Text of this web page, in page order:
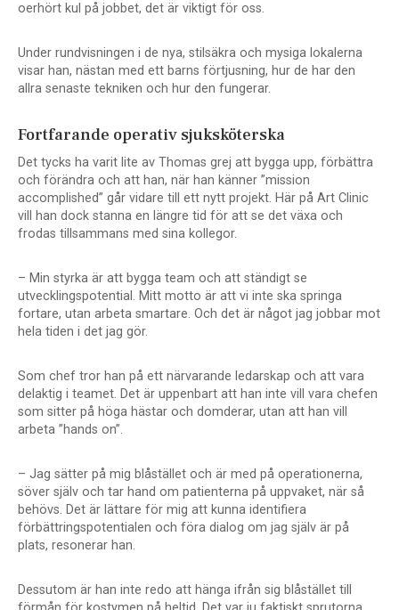
oerhört kul på jobbet, det är viktigt för oss.
Under rundvisningen i de nya, stilsäkra och mysiga lokalerna
visar han, nästan med ett barns förtjusning, hur de har den
allra senaste tekniken och hur den fungerar.
Fortfarande operativ sjuksköterska
Det tycks ha varit lite av Thomas grej att bygga upp, förbättra
och förändra och att han, när han känner ”mission
accomplished” går vidare till ett nytt projekt. Här på Art Clinic
vill han dock stanna en längre tid för att se det växa och
frodas tillsammans med sina kollegor.
– Min styrka är att bygga team och att ständigt se
utvecklingspotential. Mitt motto är att vi inte ska springa
fortare, utan arbeta smartare. Och det är något jag jobbar mot
hela tiden i det jag gör.
Som chef tror han på ett närvarande ledarskap och att vara
delaktig i teamet. Det är uppenbart att han inte vill vara chefen
som sitter på höga hästar och domderar, utan att han vill
arbeta ”hands on”.
– Jag sätter på mig blåstället och är med på operationerna,
söver själv och tar hand om patienterna på uppvaket, när så
behövs. Det är lättare för mig att kunna identifiera
förbättringspotentialen och föra dialog om jag själv är på
plats, resonerar han.
Dessutom är han inte redo att hänga ifrån sig blåstället till